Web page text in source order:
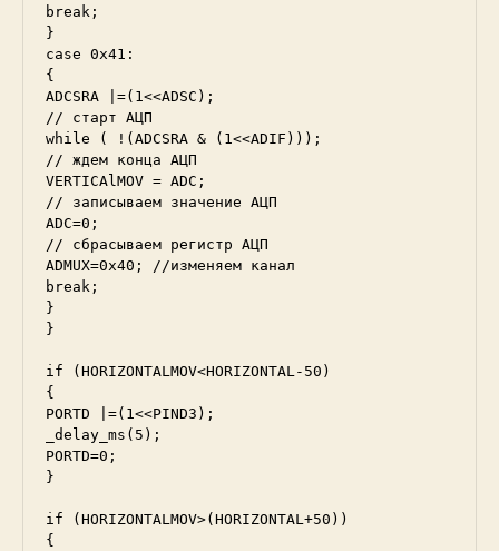
break;
}
case 0x41:
{
ADCSRA |=(1<<ADSC);
// старт АЦП
while ( !(ADCSRA & (1<<ADIF)));
// ждем конца АЦП
VERTICAlMOV = ADC;
// записываем значение АЦП
ADC=0;
// сбрасываем регистр АЦП
ADMUX=0x40; //изменяем канал
break;
}
}
if (HORIZONTALMOV<HORIZONTAL-50)
{
PORTD |=(1<<PIND3);
_delay_ms(5);
PORTD=0;
}
if (HORIZONTALMOV>(HORIZONTAL+50))
{